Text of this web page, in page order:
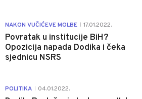
NAKON VUČIĆEVE MOLBE 17.01.2022.
Povratak u institucije BiH?
Opozicija napada Dodika i čeka
sjednicu NSRS
POLITIKA 04.01.2022.